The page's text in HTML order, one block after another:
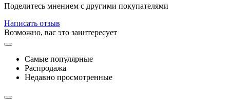
Поделитесь мнением с другими покупателями
Написать отзыв
Возможно, вас это заинтересует
Самые популярные
Распродажа
Недавно просмотренные